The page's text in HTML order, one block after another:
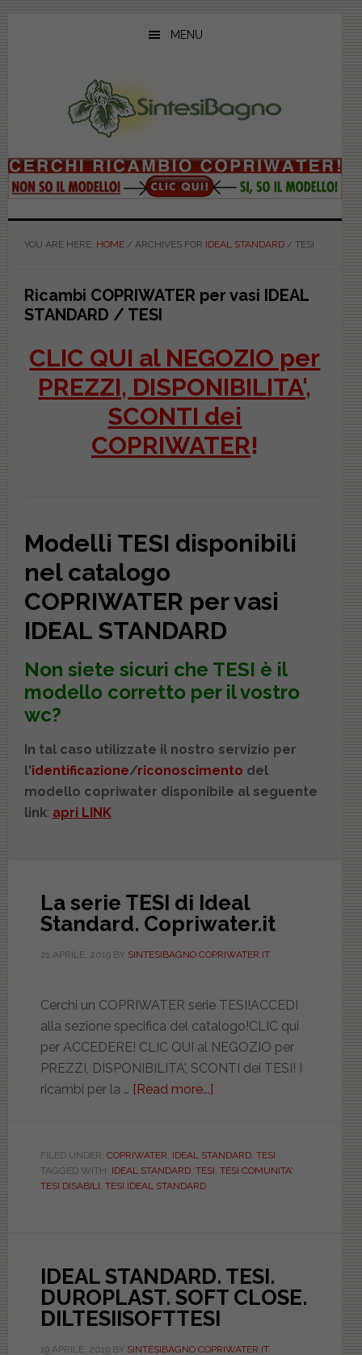
MENU
YOU ARE HERE: HOME /ARCHIVES FOR IDEAL STANDARD /TESI
Ricambi COPRIWATER per vasi IDEAL
STANDARD / TESI
CLIC QUI al NEGOZIO per
PREZZI, DISPONIBILITA',
SCONTI dei
COPRIWATER!
Modelli TESI disponibili
nel catalogo
COPRIWATER per vasi
IDEAL STANDARD
Non siete sicuri che TESI è il
modello corretto per il vostro
wc?
In tal caso utilizzate il nostro servizio per
l'identificazione/riconoscimento del
modello copriwater disponibile al seguente
link: apri LINK
La serie TESI di Ideal
Standard. Copriwater.it
21 APRILE, 2019BY SINTESIBAGNO COPRIWATER.IT
Cerchi un COPRIWATER serie TESI!ACCEDI
alla sezione specifica del catalogo!CLIC qui
per ACCEDERE! CLIC QUI al NEGOZIO per
PREZZI, DISPONIBILITA', SCONTI dei TESI! I
ricambi per la … [Read more...]
TESI
di
FILED UNDER: COPRIWATER, IDEAL STANDARD, TESI
TAGGED WITH: IDEAL STANDARD, TESI, TESI COMUNITA',
TESI DISABILI, TESI IDEAL STANDARD
IDEAL STANDARD. TESI.
DUROPLAST. SOFT CLOSE.
DILTESIISOFTTESI
19 APRILE, 2019BY SINTESIBAGNO COPRIWATER.IT